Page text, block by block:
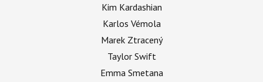
Kim Kardashian
Karlos Vémola
Marek Ztracený
Taylor Swift
Emma Smetana